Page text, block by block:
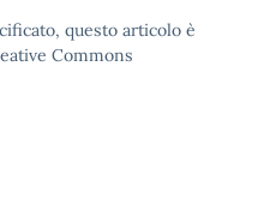
questo articolo è
Commons